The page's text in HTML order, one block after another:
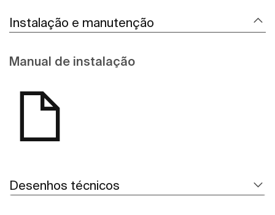
Instalação e manutenção
Manual de instalação
Desenhos técnicos